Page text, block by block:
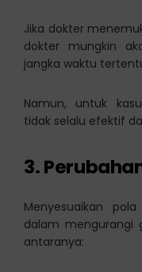
Jika dokter
dokter mungkin
jangka waktu
Namun, untuk
tidak selalu efektif
3.
Menyesuaikan
dalam mengurangi
antaranya: